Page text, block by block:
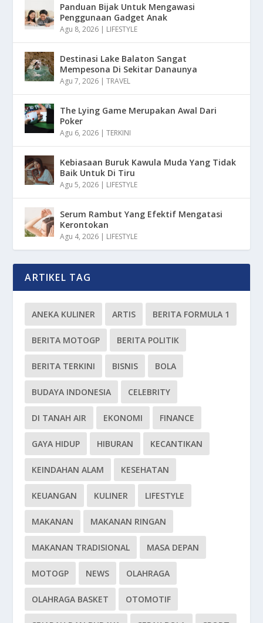
Panduan Bijak Untuk Mengawasi
Penggunaan Gadget Anak
Agu 8, 2026 | LIFESTYLE
Destinasi Lake Balaton Sangat
Mempesona Di Sekitar Danaunya
Agu 7, 2026 |TRAVEL
The Lying Game Merupakan Awal Dari
Poker
Agu 6, 2026 |TERKINI
Kebiasaan Buruk Kawula Muda Yang Tidak
Baik Untuk Di Tiru
Agu 5, 2026 | LIFESTYLE
Serum Rambut Yang Efektif Mengatasi
Kerontokan
Agu 4, 2026 | LIFESTYLE
ARTIKEL TAG
ANEKA KULINER ARTIS BERITA FORMULA 1
BERITA MOTOGP BERITA POLITIK
BERITA TERKINI BISNIS BOLA
BUDAYA INDONESIA CELEBRITY
DI TANAH AIR EKONOMI FINANCE
GAYA HIDUP HIBURAN KECANTIKAN
KEINDAHAN ALAM KESEHATAN
KEUANGAN KULINER LIFESTYLE
MAKANAN MAKANAN RINGAN
MAKANAN TRADISIONAL MASA DEPAN
MOTOGP NEWS OLAHRAGA
OLAHRAGA BASKET OTOMOTIF